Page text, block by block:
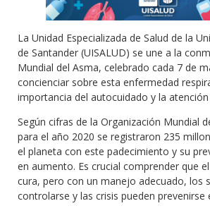
La Unidad Especializada de Salud de la
de Santander (UISALUD) se une a la
Mundial del Asma, celebrado cada 7 de
concienciar sobre esta enfermedad
importancia del autocuidado y la
Según cifras de la Organización Mundial
para el año 2020 se registraron 235
el planeta con este padecimiento y su
en aumento. Es crucial comprender que
cura, pero con un manejo adecuado, los
controlarse y las crisis pueden prevenirse